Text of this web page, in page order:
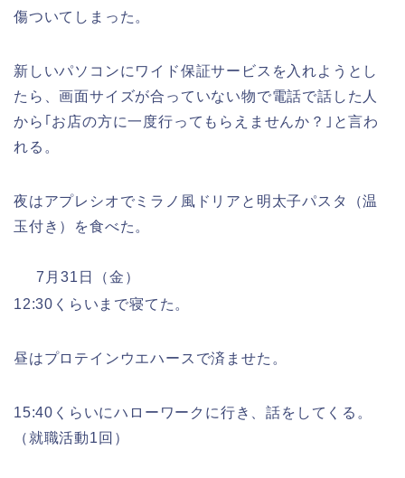
傷ついてしまった。
新しいパソコンにワイド保証サービスを入れようとし
たら、画面サイズが合っていない物で電話で話した人
から｢お店の方に一度行ってもらえませんか？｣と言わ
れる。
夜はアプレシオでミラノ風ドリアと明太子パスタ（温
玉付き）を食べた。
7月31日（金）
12:30くらいまで寝てた。
昼はプロテインウエハースで済ませた。
15:40くらいにハローワークに行き、話をしてくる。
（就職活動1回）